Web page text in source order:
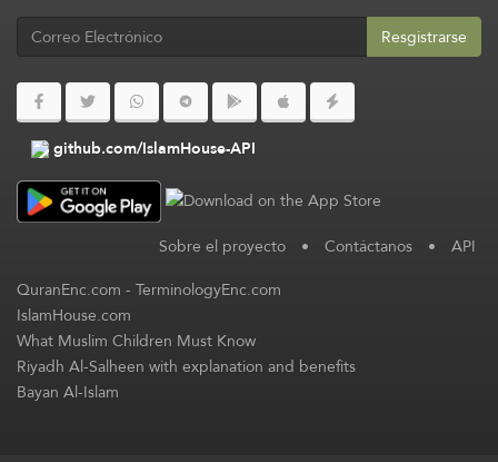
Resgistrarse
github.com/IslamHouse-API
Sobre el proyecto • Contáctanos • API
QuranEnc.com-TerminologyEnc.com
IslamHouse.com
What Muslim Children Must Know
Riyadh Al-Salheen with explanation and benefits
Bayan Al-Islam